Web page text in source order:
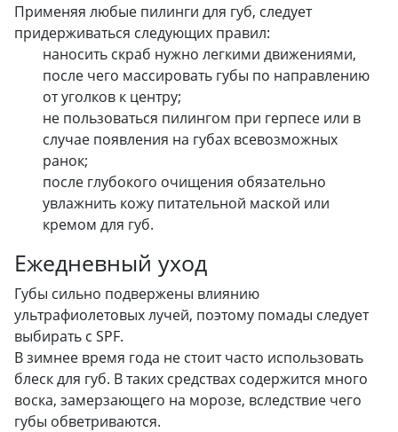
Применяя любые пилинги для губ, следует
придерживаться следующих правил:
наносить скраб нужно легкими движениями,
после чего массировать губы по направлению
от уголков к центру;
не пользоваться пилингом при герпесе или в
случае появления на губах всевозможных
ранок;
после глубокого очищения обязательно
увлажнить кожу питательной маской или
кремом для губ.
Ежедневный уход
Губы сильно подвержены влиянию
ультрафиолетовых лучей, поэтому помады следует
выбирать с SPF.
В зимнее время года не стоит часто использовать
блеск для губ. В таких средствах содержится много
воска, замерзающего на морозе, вследствие чего
губы обветриваются.